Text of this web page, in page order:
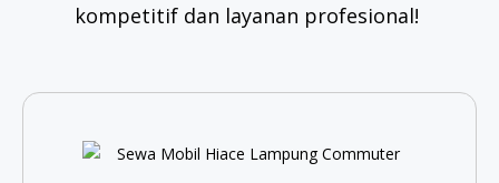
kompetitif dan layanan profesional!